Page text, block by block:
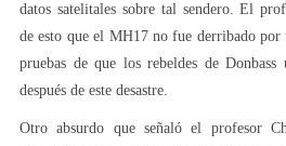
datos satelitales sobre tal sendero. El
de esto que el MH17 no fue derribado
pruebas de que los rebeldes de
después de este desastre.
Otro absurdo que señaló el profesor